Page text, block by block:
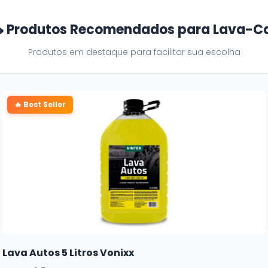
Produtos Recomendados para Lava-
Produtos em destaque para facilitar sua escolha
🔥 Best Seller
Lava Autos 5 Litros Vonixx